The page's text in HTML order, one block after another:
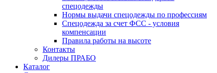
спецодежды
Нормы выдачи спецодежды по профессиям
Спецодежда за счет ФСС - условия
компенсации
Правила работы на высоте
Контакты
Дилеры ПРАБО
Каталог